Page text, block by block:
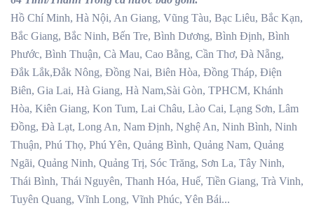
Hồ Chí Minh, Hà Nội, An Giang, Vũng Tàu, Bạc Liêu, Bắc Kạn,
Bắc Giang, Bắc Ninh, Bến Tre, Bình Dương, Bình Định, Bình
Phước, Bình Thuận, Cà Mau, Cao Bằng, Cần Thơ, Đà Nẵng,
Đắk Lắk,Đắk Nông, Đồng Nai, Biên Hòa, Đồng Tháp, Điện
Biên, Gia Lai, Hà Giang, Hà Nam,Sài Gòn, TPHCM, Khánh
Hòa, Kiên Giang, Kon Tum, Lai Châu, Lào Cai, Lạng Sơn, Lâm
Đồng, Đà Lạt, Long An, Nam Định, Nghệ An, Ninh Bình, Ninh
Thuận, Phú Thọ, Phú Yên, Quảng Bình, Quảng Nam, Quảng
Ngãi, Quảng Ninh, Quảng Trị, Sóc Trăng, Sơn La, Tây Ninh,
Thái Bình, Thái Nguyên, Thanh Hóa, Huế, Tiền Giang, Trà Vinh,
Tuyên Quang, Vĩnh Long, Vĩnh Phúc, Yên Bái...